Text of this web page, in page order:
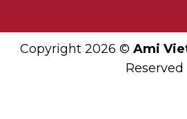
Copyright 2026 © Ami
Reserved